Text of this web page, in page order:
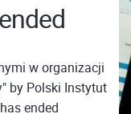
w organizacji
by Polski Instytut
ended